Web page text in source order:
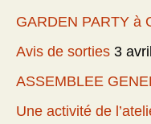
GARDEN PARTY à
Avis de sorties 3
ASSEMBLEE
Une activité de